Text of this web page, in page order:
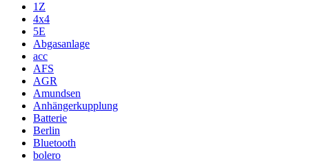
1Z
4x4
5E
Abgasanlage
acc
AFS
AGR
Amundsen
Anhängerkupplung
Batterie
Berlin
Bluetooth
bolero